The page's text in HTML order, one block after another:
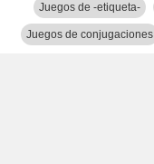
Juegos de -etiqueta-
Juegos de conjugaciones